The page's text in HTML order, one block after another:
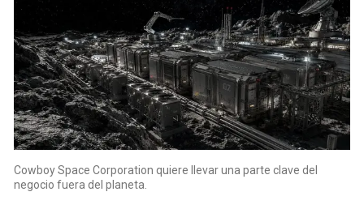
Cowboy Space Corporation quiere llevar una parte clave del
negocio fuera del planeta.